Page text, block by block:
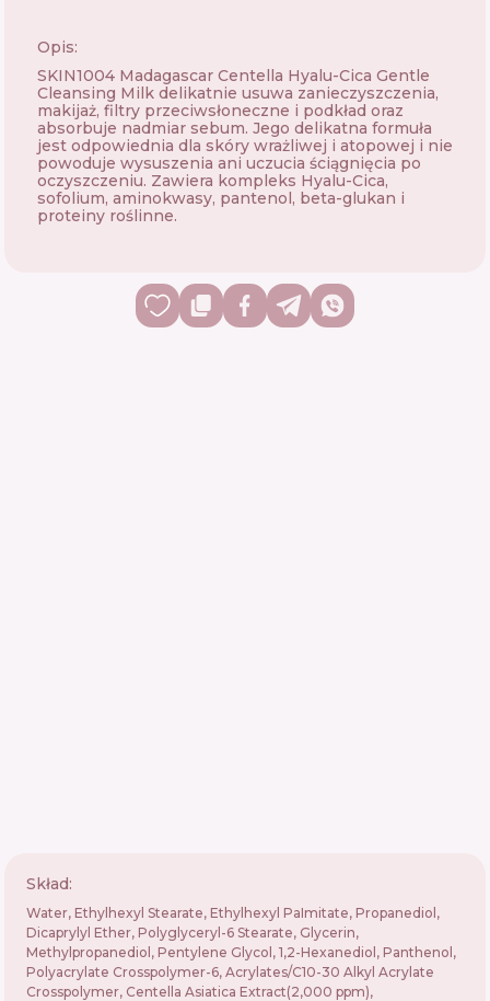
Opis:
SKIN1004 Madagascar Centella Hyalu-Cica Gentle
Cleansing Milk delikatnie usuwa zanieczyszczenia,
makijaż, filtry przeciwsłoneczne i podkład oraz
absorbuje nadmiar sebum. Jego delikatna formuła
jest odpowiednia dla skóry wrażliwej i atopowej i nie
powoduje wysuszenia ani uczucia ściągnięcia po
oczyszczeniu. Zawiera kompleks Hyalu-Cica,
sofolium, aminokwasy, pantenol, beta-glukan i
proteiny roślinne.
Skład:
Water, Ethylhexyl Stearate, Ethylhexyl PaImitate, Propanediol,
Dicaprylyl Ether, Polyglyceryl-6 Stearate, Glycerin,
Methylpropanediol, Pentylene Glycol, 1,2-Hexanediol, Panthenol,
Polyacrylate Crosspolymer-6, Acrylates/C10-30 Alkyl Acrylate
Crosspolymer, Centella Asiatica Extract(2,000 ppm),